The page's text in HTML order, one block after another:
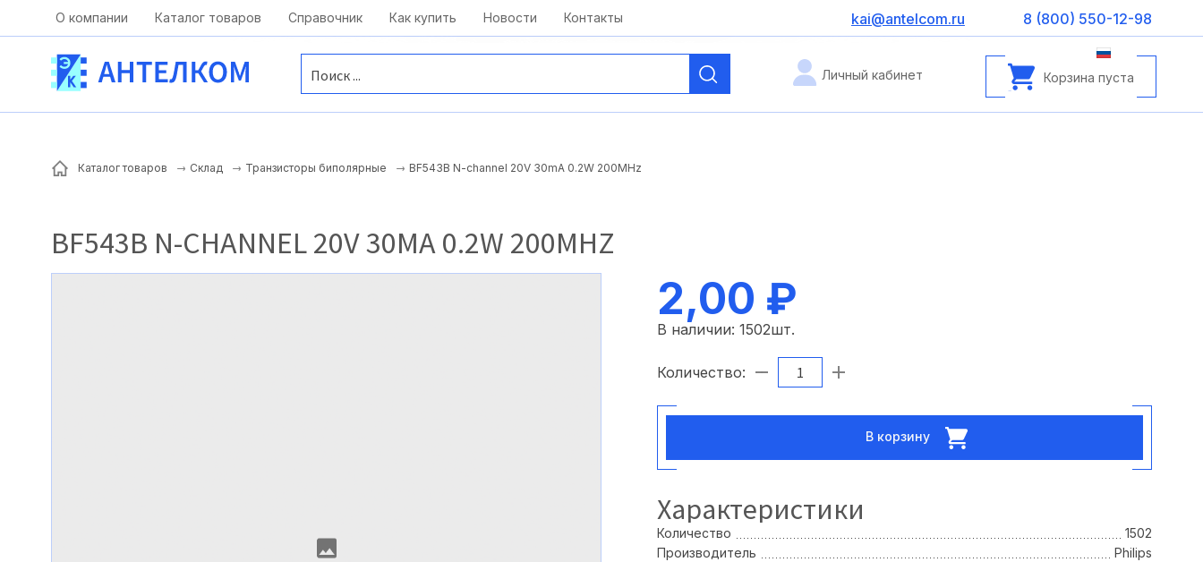
kai@antelcom.ru
Москва, ул. Московская, д.1 офис 1 c 08:00 до 20:00
О компании Каталог товаров Справочник Как купить Новости Контакты 8 (800) 550-12-98
kai@antelcom.ru
Корзина пуста
Личный кабинет
Каталог товаров Склад Транзисторы биполярные BF543B N-channel 20V 30mA 0.2W 200MHz
BF543B N-CHANNEL 20V 30MA 0.2W 200MHZ
2,00 ₽
В наличии: 1502шт.
Количество:
В корзину
Характеристики
Количество
1502
Производитель
Philips